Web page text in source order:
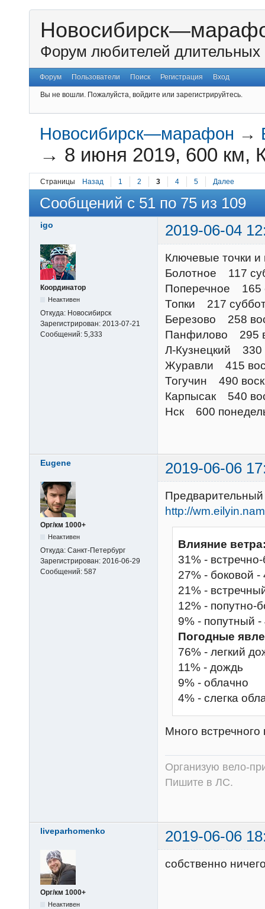
Форум любителей длительных
Форум Пользователи Поиск Регистрация Вход
Вы не вошли. Пожалуйста, войдите или зарегистрируйтесь.
Новосибирск—марафон →
→ 8 июня 2019, 600 км,
Страницы Назад 1 2 3 4 5 Далее
Сообщений с 51 по 75 из 109
igo 2019-06-04
Координатор
Неактивен
Откуда: Новосибирск
Зарегистрирован: 2013-07-21
Сообщений: 5,333
Ключевые точки
Болотное 117
Поперечное 165
Топки 217
Березово 258
Панфилово 295
Л-Кузнецкий 330
Журавли 415
Тогучин 490
Карпысак 540
Нск 600
Eugene 2019-06-06
Орг/км 1000+
Неактивен
Откуда: Санкт-Петербург
Зарегистрирован: 2016-06-29
Сообщений: 587
Предварительный
http://
Влияние
31% -
27% - боковой -
21% -
12% - попутно-
9% - попутный -
Погодные
76% - легкий
11% - дождь
9% - облачно
4% - слегка
Много
Организую вело-
Пишите в ЛС.
liveparhomenko 2019-06-06
Орг/км 1000+
Неактивен
собственно